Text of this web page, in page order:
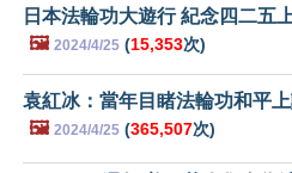
日本法輪功大遊行 紀念四二五
🖼️ 2024/4/25 (15,353次)
袁紅冰：當年目睹法輪功和平
🖼️ 2024/4/25 (365,507次)